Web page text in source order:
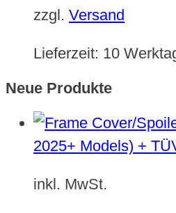
zzgl. Versand
Lieferzeit: 10
Neue Produkte
2025+ Models) +
inkl. MwSt.